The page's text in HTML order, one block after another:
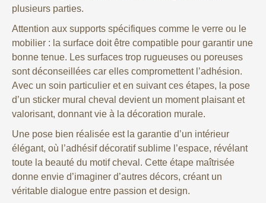
plusieurs parties.
Attention aux supports spécifiques comme le verre ou le
mobilier : la surface doit être compatible pour garantir une
bonne tenue. Les surfaces trop rugueuses ou poreuses
sont déconseillées car elles compromettent l’adhésion.
Avec un soin particulier et en suivant ces étapes, la pose
d’un sticker mural cheval devient un moment plaisant et
valorisant, donnant vie à la décoration murale.
Une pose bien réalisée est la garantie d’un intérieur
élégant, où l’adhésif décoratif sublime l’espace, révélant
toute la beauté du motif cheval. Cette étape maîtrisée
donne envie d’imaginer d’autres décors, créant un
véritable dialogue entre passion et design.